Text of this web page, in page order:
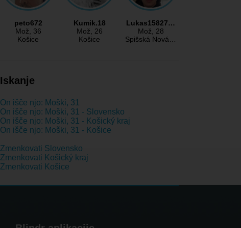
peto672
Mož, 36
Košice
Kumik.18
Mož, 26
Košice
Lukas15827…
Mož, 28
Spišská Nová…
Iskanje
On išče njo: Moški, 31
On išče njo: Moški, 31 - Slovensko
On išče njo: Moški, 31 - Košický kraj
On išče njo: Moški, 31 - Košice
Zmenkovati Slovensko
Zmenkovati Košický kraj
Zmenkovati Košice